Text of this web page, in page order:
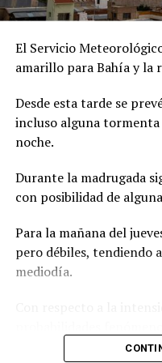
El Servicio
amarillo para Bahía y la
Desde esta tarde se
incluso alguna
noche.
Durante la madrugada
con posibilidad de
Para la mañana del
pero débiles, tendiendo
mediodía.
aire más inestable no va